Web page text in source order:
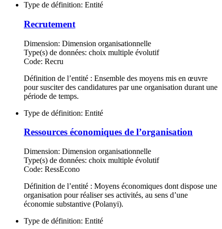
Type de définition: Entité
Recrutement
Dimension: Dimension organisationnelle
Type(s) de données: choix multiple évolutif
Code: Recru
Définition de l’entité : Ensemble des moyens mis en œuvre
pour susciter des candidatures par une organisation durant une
période de temps.
Type de définition: Entité
Ressources économiques de l’organisation
Dimension: Dimension organisationnelle
Type(s) de données: choix multiple évolutif
Code: RessEcono
Définition de l’entité : Moyens économiques dont dispose une
organisation pour réaliser ses activités, au sens d’une
économie substantive (Polanyi).
Type de définition: Entité